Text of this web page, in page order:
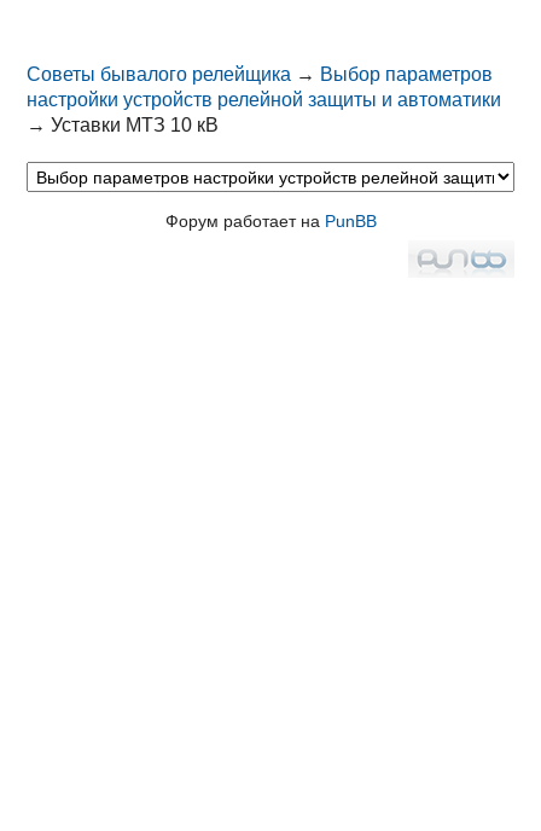
Советы бывалого релейщика → Выбор параметров
настройки устройств релейной защиты и автоматики
→Уставки МТЗ 10 кВ
Форум работает на PunBB